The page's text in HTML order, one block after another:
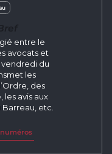
entre le
avocats et
du
les
des
les avis aux
etc.